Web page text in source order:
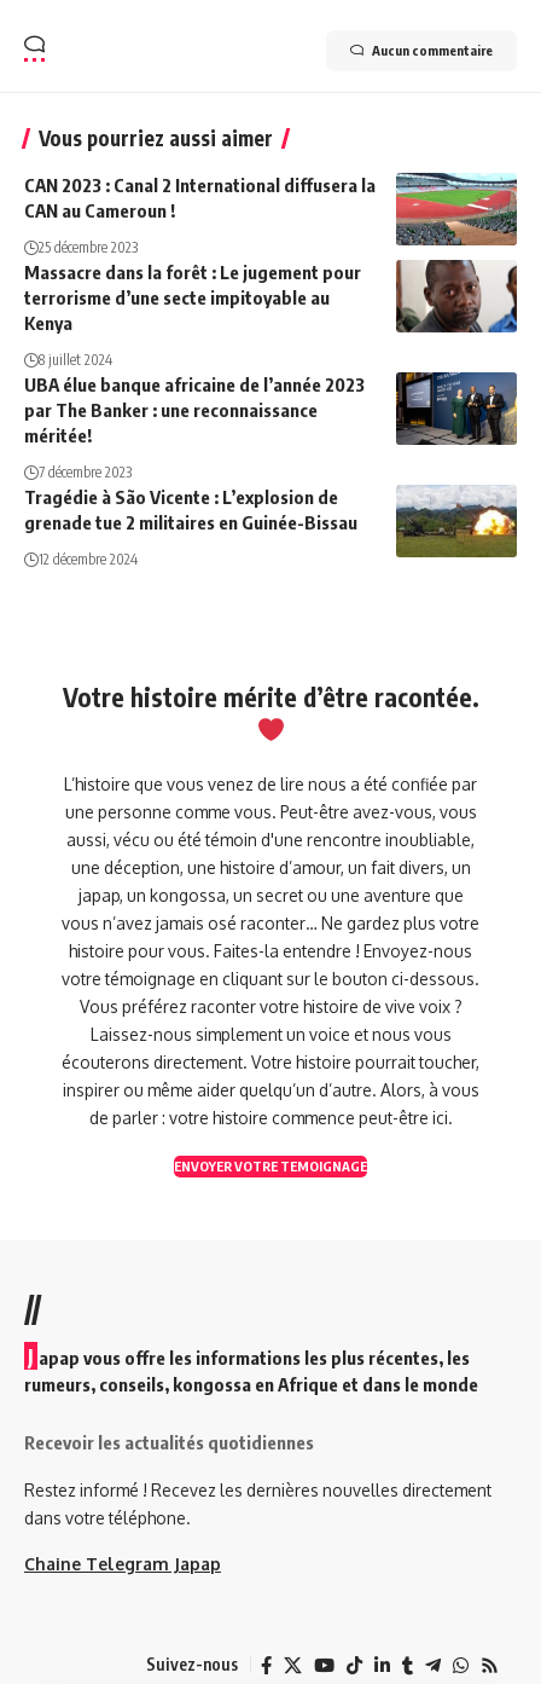
Aucun commentaire
Vous pourriez aussi aimer
CAN 2023 : Canal 2 International diffusera la
CAN au Cameroun !
25 décembre 2023
Massacre dans la forêt : Le jugement pour
terrorisme d’une secte impitoyable au
Kenya
8 juillet 2024
UBA élue banque africaine de l’année 2023
par The Banker : une reconnaissance
méritée!
7 décembre 2023
Tragédie à São Vicente : L’explosion de
grenade tue 2 militaires en Guinée-Bissau
12 décembre 2024
Votre histoire mérite d’être racontée.
L’histoire que vous venez de lire nous a été confiée par
une personne comme vous. Peut-être avez-vous, vous
aussi, vécu ou été témoin d'une rencontre inoubliable,
une déception, une histoire d’amour, un fait divers, un
japap, un kongossa, un secret ou une aventure que
vous n’avez jamais osé raconter… Ne gardez plus votre
histoire pour vous. Faites-la entendre ! Envoyez-nous
votre témoignage en cliquant sur le bouton ci-dessous.
Vous préférez raconter votre histoire de vive voix ?
Laissez-nous simplement un voice et nous vous
écouterons directement. Votre histoire pourrait toucher,
inspirer ou même aider quelqu’un d’autre. Alors, à vous
de parler : votre histoire commence peut-être ici.
ENVOYER VOTRE TEMOIGNAGE
//
J apap vous offre les informations les plus récentes, les
rumeurs, conseils, kongossa en Afrique et dans le monde
Recevoir les actualités quotidiennes
Restez informé ! Recevez les dernières nouvelles directement
dans votre téléphone.
Chaine Telegram Japap
Suivez-nous